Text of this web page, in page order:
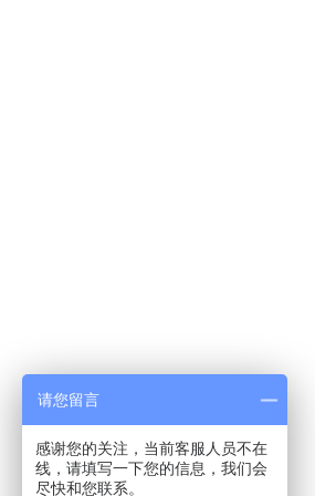
请您留言
感谢您的关注，当前客服人员不在
线，请填写一下您的信息，我们会
尽快和您联系。